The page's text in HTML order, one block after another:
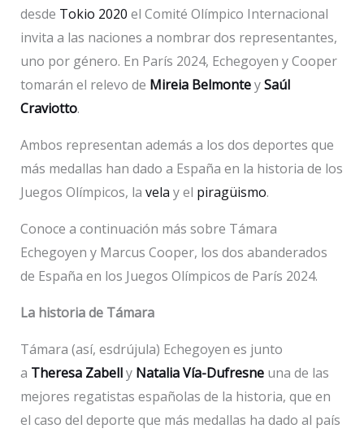
desde Tokio 2020 el Comité Olímpico Internacional
invita a las naciones a nombrar dos representantes,
uno por género. En París 2024, Echegoyen y Cooper
tomarán el relevo de Mireia BelmonteySaúl
Craviotto.
Ambos representan además a los dos deportes que
más medallas han dado a España en la historia de los
Juegos Olímpicos, la vela y el piragüismo.
Conoce a continuación más sobre Támara
Echegoyen y Marcus Cooper, los dos abanderados
de España en los Juegos Olímpicos de París 2024.
La historia de Támara
Támara (así, esdrújula) Echegoyen es junto
a Theresa Zabelly Natalia Vía-Dufresneuna de las
mejores regatistas españolas de la historia, que en
el caso del deporte que más medallas ha dado al país